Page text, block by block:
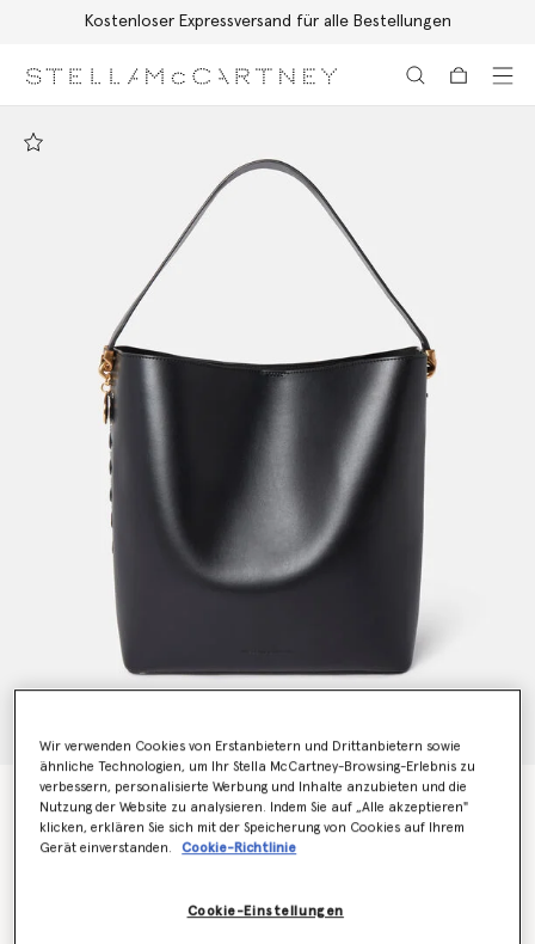
Kostenloser Expressversand für alle Bestellungen
Frayme Tote Bag mit Überwendlingsstich
€1,595.00
Mitternachtschwarz
Wir verwenden Cookies von Erstanbietern und Drittanbietern sowie
ähnliche Technologien, um Ihr Stella McCartney-Browsing-Erlebnis zu
verbessern, personalisierte Werbung und Inhalte anzubieten und die
Nutzung der Website zu analysieren. Indem Sie auf „Alle akzeptieren"
klicken, erklären Sie sich mit der Speicherung von Cookies auf Ihrem
Gerät einverstanden.
Cookie-Richtlinie
Cookie-Einstellungen